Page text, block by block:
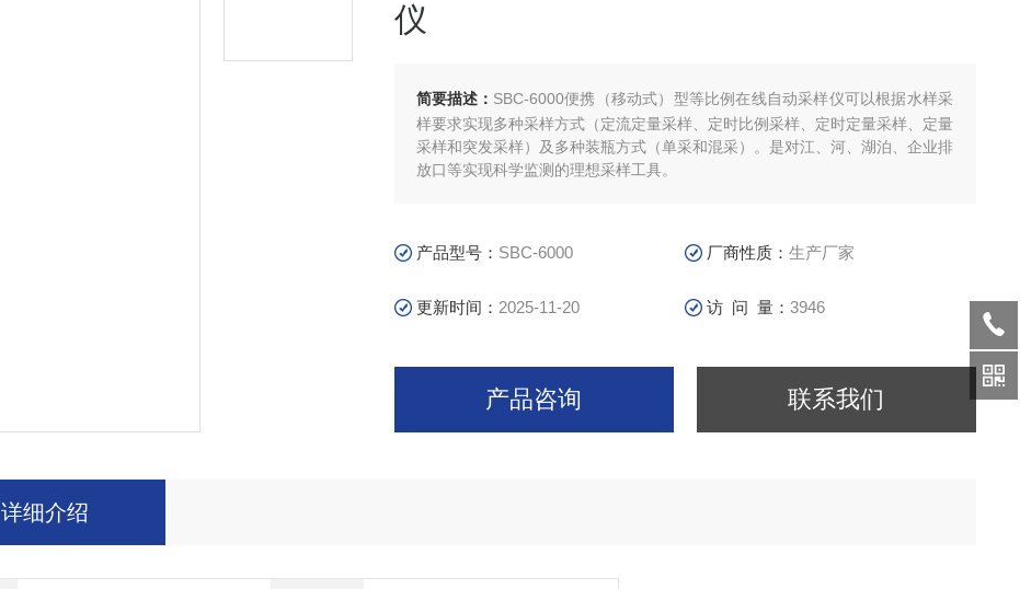
仪
简要描述： SBC-6000便携（移动式）型等比例在线自动采样仪可以根据水样采
样要求实现多种采样方式（定流定量采样、定时比例采样、定时定量采样、定量
采样和突发采样）及多种装瓶方式（单采和混采）。是对江、河、湖泊、企业排
放口等实现科学监测的理想采样工具。
产品型号： SBC-6000 厂商性质：生产厂家
更新时间： 2025-11-20 访 问 量：3946
产品咨询 联系我们
详细介绍